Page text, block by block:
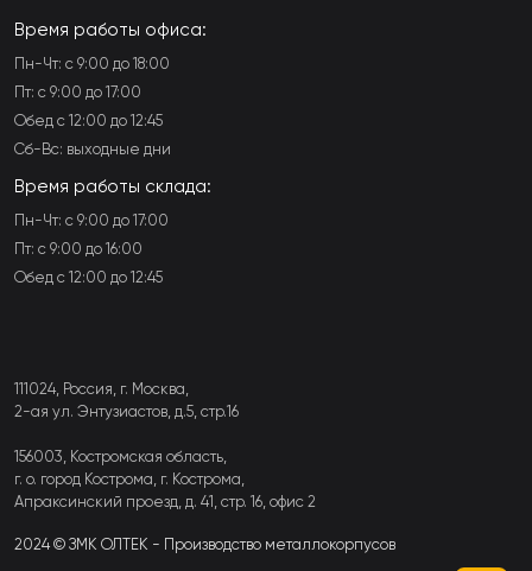
Время работы офиса:
Пн-Чт: с 9:00 до 18:00
Пт: с 9:00 до 17:00
Обед с 12:00 до 12:45
Сб-Вс: выходные дни
Время работы склада:
Пн-Чт: с 9:00 до 17:00
Пт: с 9:00 до 16:00
Обед с 12:00 до 12:45
111024, Россия, г. Москва,
2-ая ул. Энтузиастов, д.5, стр.16
156003, Костромская область,
г. о. город Кострома, г. Кострома,
Апраксинский проезд, д. 41, стр. 16, офис 2
2024 © ЗМК ОЛТЕК - Производство металлокорпусов